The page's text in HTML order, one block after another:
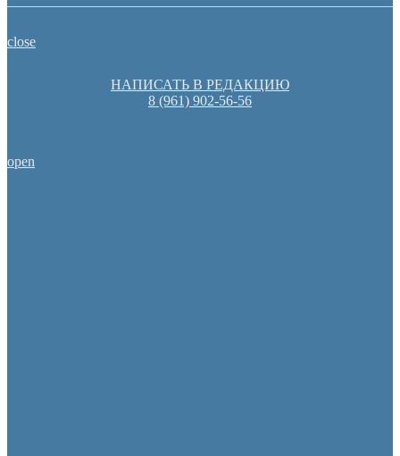
close
НАПИСАТЬ В РЕДАКЦИЮ
8 (961) 902-56-56
open